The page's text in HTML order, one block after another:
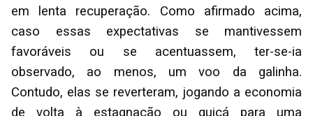
em lenta recuperação. Como afirmado acima,
caso essas expectativas se mantivessem
favoráveis ou se acentuassem, ter-se-ia
observado, ao menos, um voo da galinha.
Contudo, elas se reverteram, jogando a economia
de volta à estagnação ou quiçá para uma